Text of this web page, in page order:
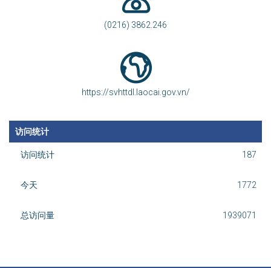
(0216) 3862.246
https://svhttdl.laocai.gov.vn/
访问统计
访问统计 187
今天 1772
总访问量 1939071